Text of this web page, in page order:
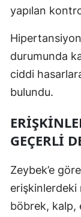
yapılan
durumunda
ciddi
bulundu.
GEÇERLI
Zeybek’e
erişkinlerdeki
böbrek, kalp,